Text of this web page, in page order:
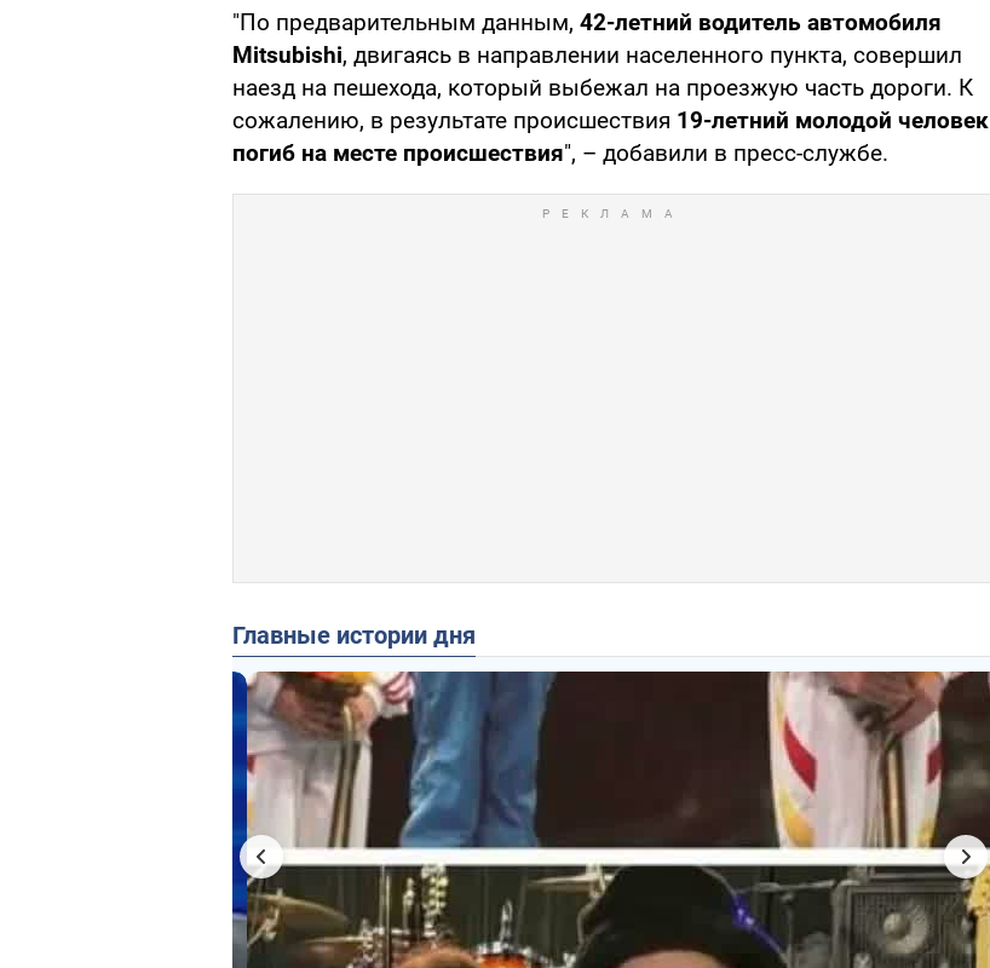
"По предварительным данным, 42-летний водитель автомобиля
Mitsubishi, двигаясь в направлении населенного пункта, совершил
наезд на пешехода, который выбежал на проезжую часть дороги. К
сожалению, в результате происшествия 19-летний молодой человек
погиб на месте происшествия", – добавили в пресс-службе.
Главные истории дня